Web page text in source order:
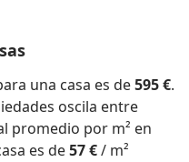
una casa es de595 €.
oscila entre
promedio por m² en
es de57 €/ m²